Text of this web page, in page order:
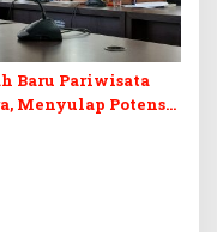
Baru Pariwisata
Menyulap Potensi